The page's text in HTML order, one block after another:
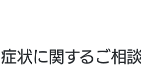
状に関するご相